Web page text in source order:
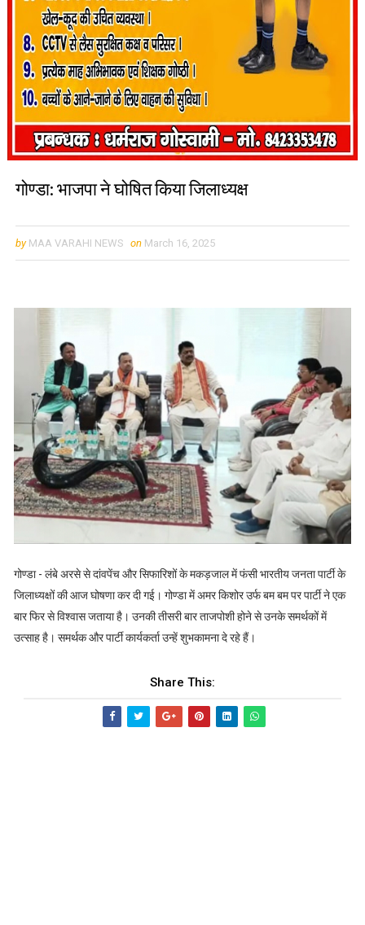
गोण्डा: भाजपा ने घोषित किया जिलाध्यक्ष
by MAA VARAHI NEWS on March 16, 2025
गोण्डा - लंबे अरसे से दांवपेंच और सिफारिशों के मकड़जाल में फंसी भारतीय जनता पार्टी के
जिलाध्यक्षों की आज घोषणा कर दी गई। गोण्डा में अमर किशोर उर्फ बम बम पर पार्टी ने एक
बार फिर से विश्वास जताया है। उनकी तीसरी बार ताजपोशी होने से उनके समर्थकों में
उत्साह है। समर्थक और पार्टी कार्यकर्ता उन्हें शुभकामना दे रहे हैं।
Share This: